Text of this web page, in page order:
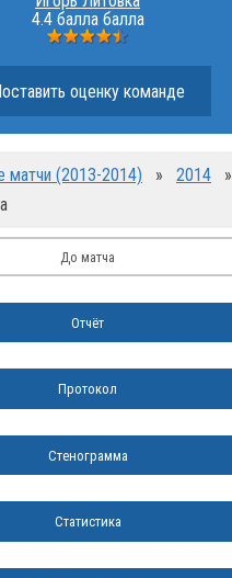
4.4 балла балла
оценку команде
матчи (2013-2014) » 2014
»
До матча
Отчёт
Протокол
Стенограмма
Статистика